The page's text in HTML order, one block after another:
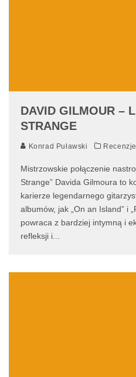
DAVID GILMOUR –
STRANGE
Konrad Puławski Recenzje
Mistrzowskie połączenie
Strange” Davida Gilmoura to
karierze legendarnego
albumów, jak „On an Island” i
powraca z bardziej intymną i
refleksji i